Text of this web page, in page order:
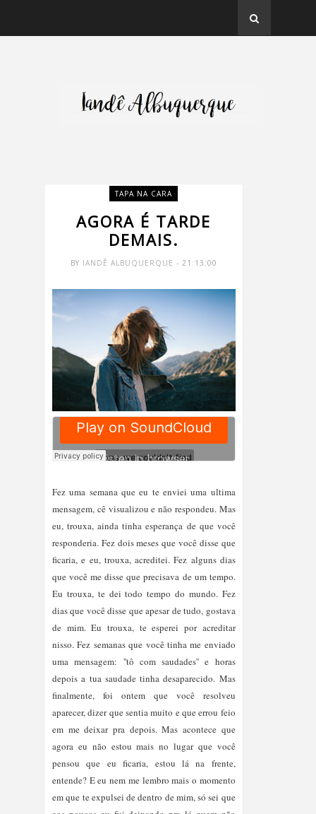
TAPA NA CARA
AGORA É TARDE
DEMAIS.
BY IANDÊ ALBUQUERQUE - 21:13:00
Fez uma semana que eu te enviei uma ultima
mensagem, cê visualizou e não respondeu. Mas
eu, trouxa, ainda tinha esperança de que você
responderia. Fez dois meses que você disse que
ficaria, e eu, trouxa, acreditei. Fez alguns dias
que você me disse que precisava de um tempo.
Eu trouxa, te dei todo tempo do mundo. Fez
dias que você disse que apesar de tudo, gostava
de mim. Eu trouxa, te esperei por acreditar
nisso. Fez semanas que você tinha me enviado
uma mensagem: ''tô com saudades'' e horas
depois a tua saudade tinha desaparecido. Mas
finalmente, foi ontem que você resolveu
aparecer, dizer que sentia muito e que errou feio
em me deixar pra depois. Mas acontece que
agora eu não estou mais no lugar que você
pensou que eu ficaria, estou lá na frente,
entende? E eu nem me lembro mais o momento
em que te expulsei de dentro de mim, só sei que